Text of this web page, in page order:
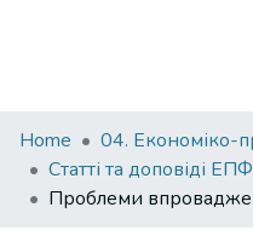
Communities
&
Collections
Home
Статті та доповіді ЕПФ